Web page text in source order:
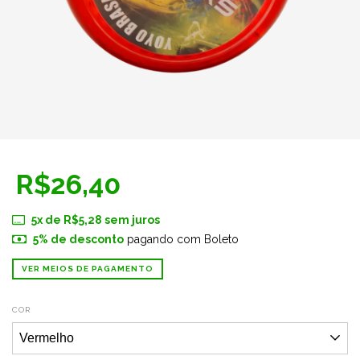
R$26,40
5x de R$5,28 sem juros
5% de descontopagando com Boleto
VER MEIOS DE PAGAMENTO
COR